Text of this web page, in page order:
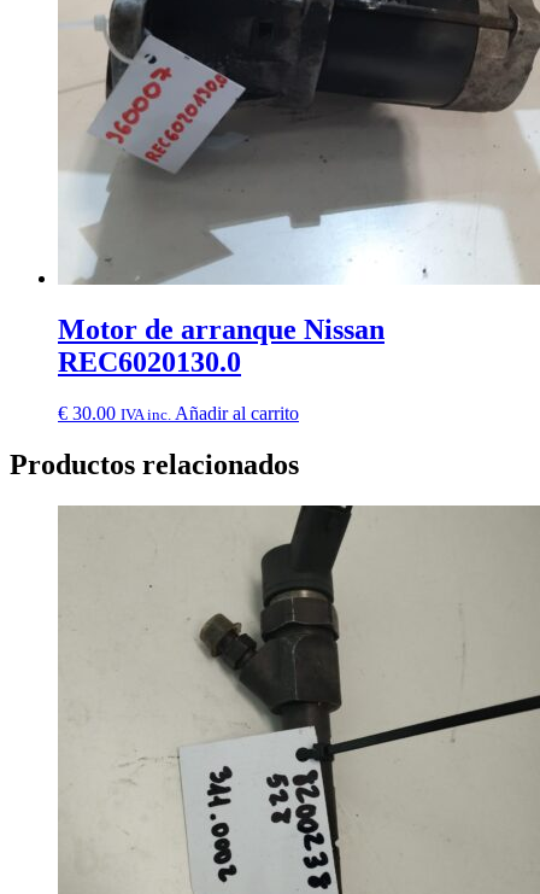
Motor de arranque Nissan
REC6020130.0
€ 30.00 IVA inc. Añadir al carrito
Productos relacionados